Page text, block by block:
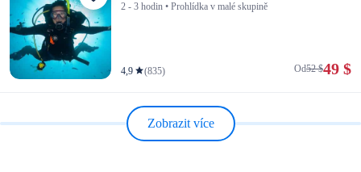
2 - 3 hodin • Prohlídka v malé skupině
4,9 (835) Od52 $49 $
Zobrazit více